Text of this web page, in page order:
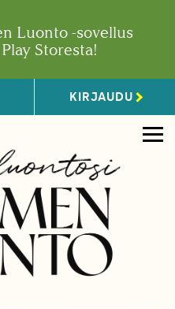
Luonto -sovellus
Storesta!
KIRJAUDU